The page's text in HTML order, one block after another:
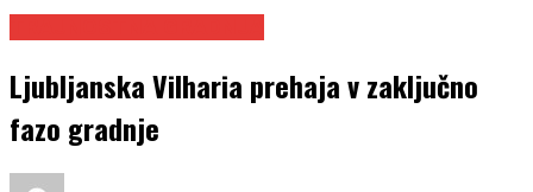
Ljubljanska Vilharia prehaja v zaključno
fazo gradnje